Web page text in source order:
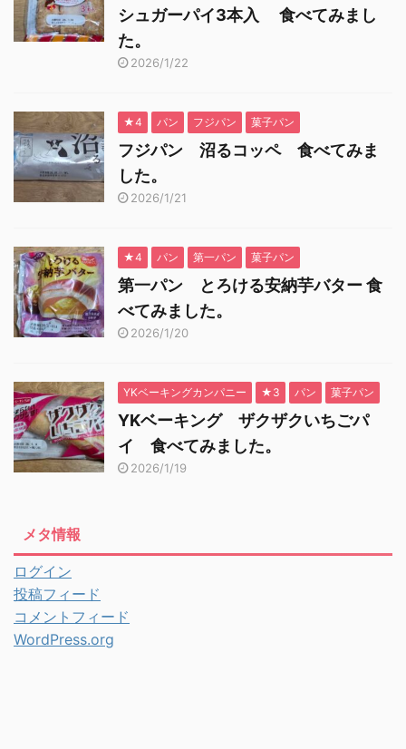
シュガーパイ3本入 食べてみまし
た。
2026/1/22
★4 パン フジパン 菓子パン
フジパン 沼るコッペ 食べてみま
した。
2026/1/21
★4 パン 第一パン 菓子パン
第一パン とろける安納芋バター 食
べてみました。
2026/1/20
YKベーキングカンパニー ★3 パン 菓子パン
YKベーキング ザクザクいちごパ
イ 食べてみました。
2026/1/19
メタ情報
ログイン
投稿フィード
コメントフィード
WordPress.org